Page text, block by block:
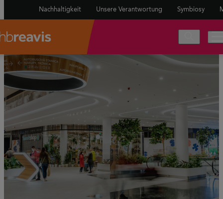
Nachhaltigkeit Unsere Verantwortung Symbiosy